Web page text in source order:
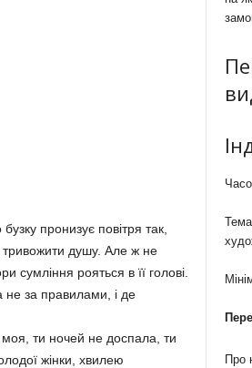
пронизує повітря так,
душу. Але ж не
рояться в її голові.
за правилами, і де
моя, ти ночей не доспала, ти
жінки, хвилею
Про